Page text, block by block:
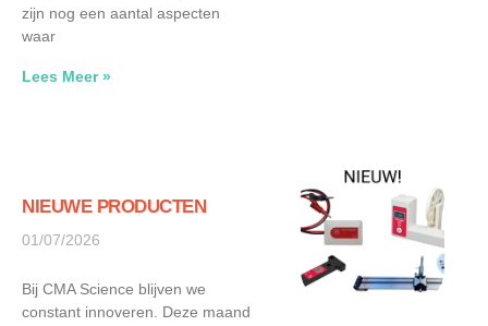
zijn nog een aantal aspecten
waar
Lees Meer »
NIEUWE PRODUCTEN
01/07/2026
Bij CMA Science blijven we
constant innoveren. Deze maand